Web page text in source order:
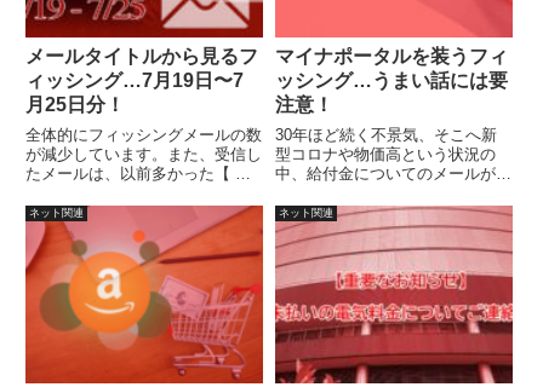
メールタイトルから見るフ
ィッシング…7月19日〜7
月25日分！
全体的にフィッシングメールの数
が減少しています。また、受信し
たメールは、以前多かった【 】
います。
マイナポータルを装うフィ
ッシング…うまい話には要
注意！
30年ほど続く不景気、そこへ新
型コロナや物価高という状況の
中、給付金についてのメールが来
確認したくなってしまう人もいる
かとは思いますが、少なくとも今
の日本にそんなうまい話は無いと
思います。
ネット関連 ネット関連